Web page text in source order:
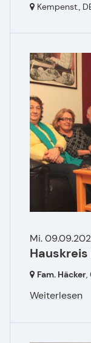
Kempenst.,
Mi.
Fam. Häcker,
Weiterlesen